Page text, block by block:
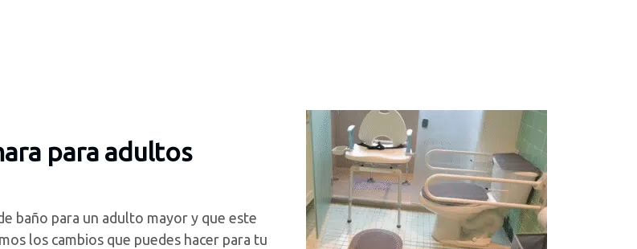
para adultos
baño para un adulto mayor y que este
los cambios que puedes hacer para tu